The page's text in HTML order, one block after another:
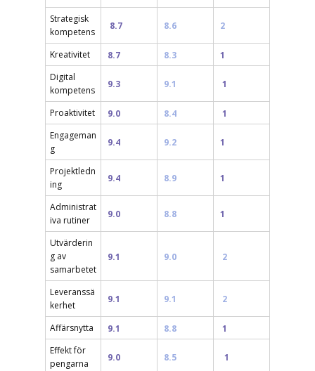
Strategisk
kompetens
8.7 8.6 2
Kreativitet 8.7 8.3
1
Digital
kompetens
9.3 9.1 1
Proaktivitet 9.0 8.4
1
Engageman
g
9.4 9.2 1
Projektledn
ing
9.4 8.9 1
Administrat
iva rutiner
9.0 8.8 1
Utvärderin
g av
samarbetet
9.1 9.0 2
Leveranssä
kerhet
9.1 9.1 2
Affärsnytta 9.1 8.8
1
Effekt för
pengarna
9.0 8.5 1